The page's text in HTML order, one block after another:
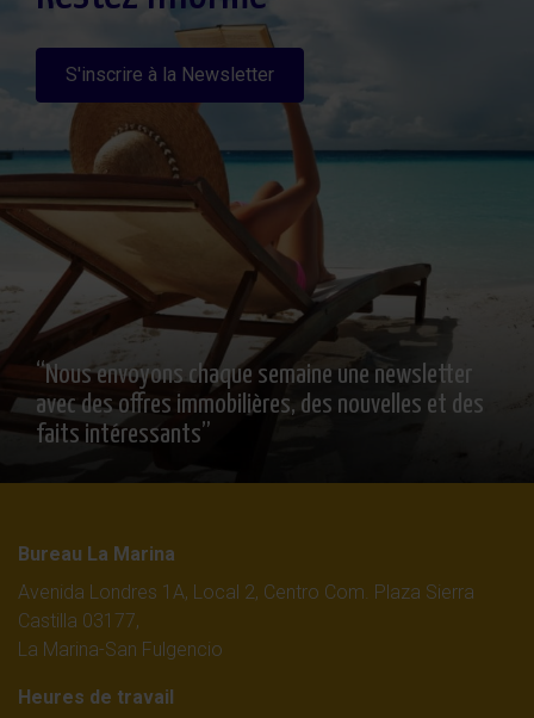
S'inscrire à la Newsletter
“Nous envoyons chaque semaine une newsletter
avec des offres immobilières, des nouvelles et des
faits intéressants”
Bureau La Marina
Avenida Londres 1A, Local 2, Centro Com. Plaza Sierra
Castilla 03177,
La Marina-San Fulgencio
Heures de travail